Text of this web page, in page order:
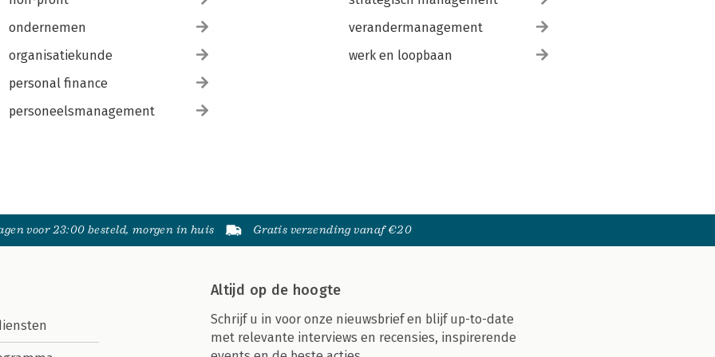
ondernemen
organisatiekunde
personal finance
personeelsmanagement
verandermanagement
werk en loopbaan
voor 23:00 besteld, morgen in huis Gratis verzending vanaf €20
Altijd op de hoogte
Schrijf u in voor onze nieuwsbrief en blijf up-to-date
met relevante interviews en recensies, inspirerende